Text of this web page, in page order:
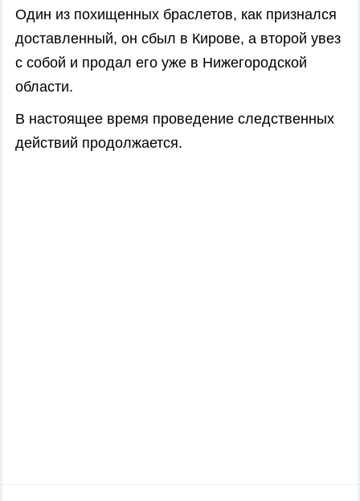
Один из похищенных браслетов, как признался
доставленный, он сбыл в Кирове, а второй увез
с собой и продал его уже в Нижегородской
области.
В настоящее время проведение следственных
действий продолжается.